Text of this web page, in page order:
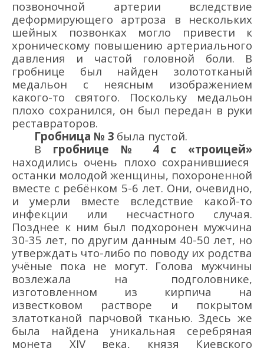
позвоночной артерии вследствие
деформирующего артроза в нескольких
шейных позвонках могло привести к
хроническому повышению артериального
давления и частой головной боли. В
гробнице был найден золототканый
медальон с неясным изображением
какого-то святого.
Поскольку медальон
плохо сохранился, он был передан в руки
реставраторов.
Гробница № 3 была пустой.
В гробнице № 4
с «троицей»
находились очень плохо сохранившиеся
останки молодой женщины, похороненной
вместе с ребёнком 5-6 лет. Они, очевидно,
и умерли вместе вследствие какой-то
инфекции или несчастного случая.
Позднее к ним был подхоронен мужчина
30-35 лет, по другим данным 40-50 лет, но
утверждать что-либо по поводу их родства
учёные пока не могут. Голова мужчины
возлежала на подголовнике,
изготовленном из кирпича на
известковом растворе и покрытом
златотканой парчовой тканью. Здесь же
была найдена уникальная серебряная
монета XIV века, князя Киевского